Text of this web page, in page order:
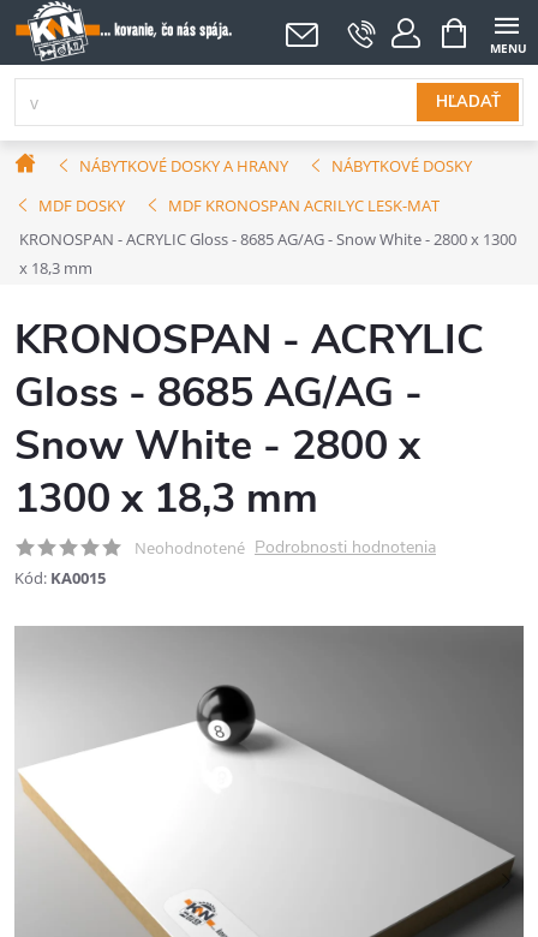
Prejsť
na
obsah
HĽADAŤ
NÁKUPNÝ
KOŠÍK
DomovNÁBYTKOVÉ DOSKY A HRANY
NÁBYTKOVÉ DOSKY
MDF DOSKY
MDF KRONOSPAN ACRILYC LESK-MAT
KRONOSPAN - ACRYLIC Gloss - 8685 AG/AG - Snow White - 2800 x 1300
x 18,3 mm
KRONOSPAN - ACRYLIC
Gloss - 8685 AG/AG -
Snow White - 2800 x
1300 x 18,3 mm
Neohodnotené Podrobnosti hodnotenia
Kód: KA0015